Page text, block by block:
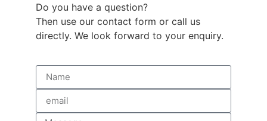
Do you have a question?
Then use our contact form or call us
directly. We look forward to your enquiry.